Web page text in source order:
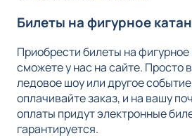
Билеты на фигурное
Приобрести билеты на фигурное
сможете у нас на сайте. Просто
ледовое шоу или другое
оплачивайте заказ, и на вашу
оплаты придут электронные
гарантируется.